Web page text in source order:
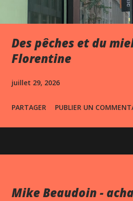
Des pêches et du
Florentine
juillet 29, 2026
PARTAGER PUBLIER UN
Mike Beaudoin -